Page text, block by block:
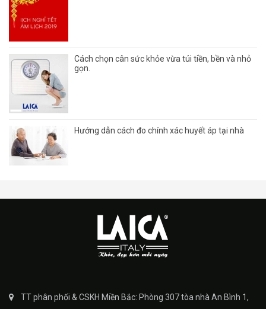
Cách chọn cân sức khỏe vừa túi tiền, bền và nhỏ
gọn.
Hướng dẫn cách đo chính xác huyết áp tại nhà
TT phân phối & CSKH Miền Bắc: Phòng 307 tòa nhà An Bình 1,